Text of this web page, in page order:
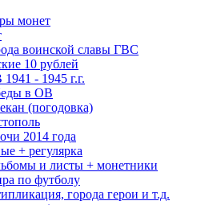
монет
воинской славы ГВС
10 рублей
- 1945 г.г.
в ОВ
(погодовка)
2014 года
+ регулярка
и листы + монетники
по футболу
города герои и т.д.